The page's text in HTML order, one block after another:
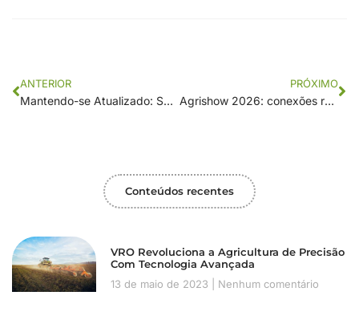
ANTERIOR
Mantendo-se Atualizado: Superando o Medo de investir em Tecnologia Agrícola
PRÓXIMO
Agrishow 2026: conexões reais, tecnologia de ponta e resultados que vão além do estande
Conteúdos recentes
VRO Revoluciona a Agricultura de Precisão
Com Tecnologia Avançada
13 de maio de 2023
Nenhum comentário